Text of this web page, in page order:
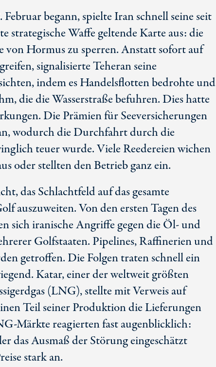
begann, spielte Iran schnell seine seit
strategische Waffe geltende Karte aus: die
von Hormus zu sperren. Anstatt sofort auf
signalisierte Teheran seine
indem es Handelsflotten bedrohte und
die die Wasserstraße befuhren. Dies hatte
Die Prämien für Seeversicherungen
wodurch die Durchfahrt durch die
teuer wurde. Viele Reedereien wichen
oder stellten den Betrieb ganz ein.
das Schlachtfeld auf das gesamte
auszuweiten. Von den ersten Tagen des
sich iranische Angriffe gegen die Öl- und
Golfstaaten. Pipelines, Raffinerien und
getroffen. Die Folgen traten schnell ein
Katar, einer der weltweit größten
(LNG), stellte mit Verweis auf
Teil seiner Produktion die Lieferungen
Märkte reagierten fast augenblicklich:
das Ausmaß der Störung eingeschätzt
stark an.